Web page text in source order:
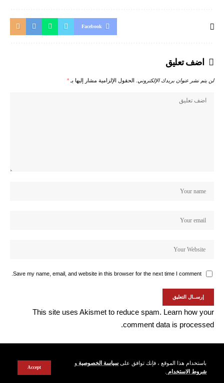
باستخدام هذا الموقع ، فإنك توافق على سياسة الخصوصية و
شروط الاستخدام
Accept
Facebook
اضف تعليق
لن يتم نشر عنوان بريدك الإلكتروني. الحقول الإلزامية مشار إليها بـ*
Save my name, email, and website in this browser for the next time I comment.
This site uses Akismet to reduce spam. Learn how your
comment data is processed.
© Almouten24 ews Network. All Rights Reserved.